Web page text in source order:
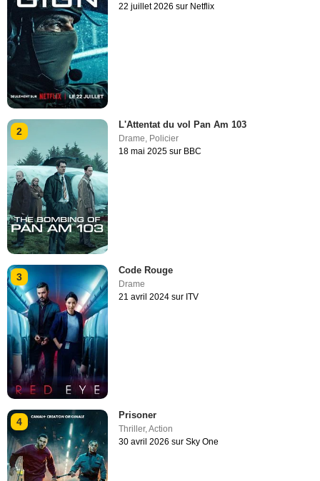
22 juillet 2026 sur Netflix
2
L'Attentat du vol Pan Am 103
Drame, Policier
18 mai 2025 sur BBC
3
Code Rouge
Drame
21 avril 2024 sur ITV
4
Prisoner
Thriller,Action
30 avril 2026 sur Sky One